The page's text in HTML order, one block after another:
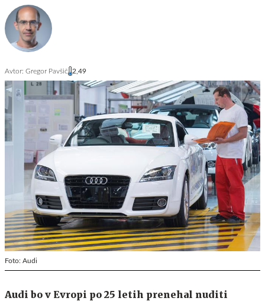
Avtor: Gregor Pavšič 2,49
Foto: Audi
Audi bo v Evropi po 25 letih prenehal nuditi